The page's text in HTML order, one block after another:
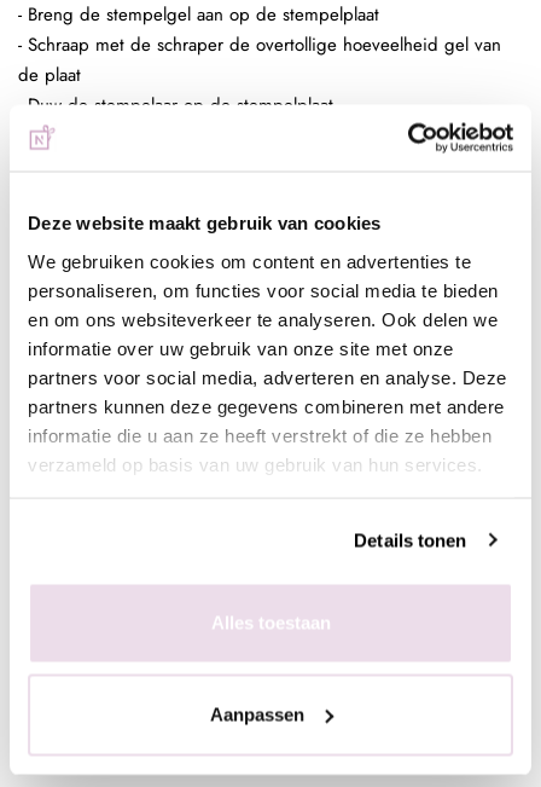
Deze website maakt gebruik van cookies
We gebruiken cookies om content en advertenties te
personaliseren, om functies voor social media te bieden
en om ons websiteverkeer te analyseren. Ook delen we
informatie over uw gebruik van onze site met onze
partners voor social media, adverteren en analyse. Deze
partners kunnen deze gegevens combineren met andere
informatie die u aan ze heeft verstrekt of die ze hebben
verzameld op basis van uw gebruik van hun services.
Details tonen
Alles toestaan
Aanpassen
- Breng de stempelgel aan op de stempelplaat
- Schraap met de schraper de overtollige hoeveelheid gel van
de plaat
- Duw de stempelaar op de stempelplaat
- Plaats de stempelaar op de nagel
bijvoorbeeld de Next Topgel
Ingepoetst met pigmenten
- Maak een ondergrond in kleur naar wens
- Breng de matte topgel aan en hard deze uit, 60 sec in de
sunlight of 2 min in de UV lamp
- Breng de stempelgel aan op de stempelplaat
- Schraap met de schraper de overtollige hoeveelheid gel van
- Fixeer 10 sec in de lamp
bijvoorbeeld de Next Topgel